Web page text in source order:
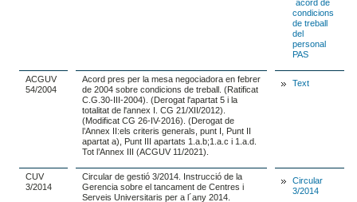
´acord de
condicions
de treball
del
personal
PAS
ACGUV
54/2004
Acord pres per la mesa negociadora en febrer
de 2004 sobre condicions de treball. (Ratificat
C.G.30-III-2004). (Derogat l'apartat 5 i la
totalitat de l'annex I. CG 21/XII/2012).
(Modificat CG 26-IV-2016). (Derogat de
l’Annex II:els criteris generals, punt I, Punt II
apartat a), Punt III apartats 1.a.b;1.a.c i 1.a.d.
Tot l’Annex III (ACGUV 11/2021).
Text
CUV
3/2014
Circular de gestió 3/2014. Instrucció de la
Gerencia sobre el tancament de Centres i
Serveis Universitaris per a l´any 2014.
Circular
3/2014